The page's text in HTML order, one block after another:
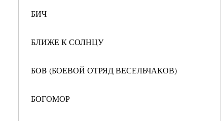
БИЧ
БЛИЖЕ К СОЛНЦУ
БOB (БОЕВОЙ ОТРЯД ВЕСЕЛЬЧАКОВ)
БОГОМОР